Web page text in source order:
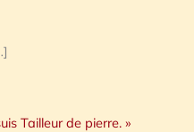
Tailleur de pierre. »